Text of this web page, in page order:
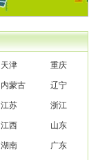
天津 重庆
内蒙古 辽宁
江苏 浙江
江西 山东
湖南 广东